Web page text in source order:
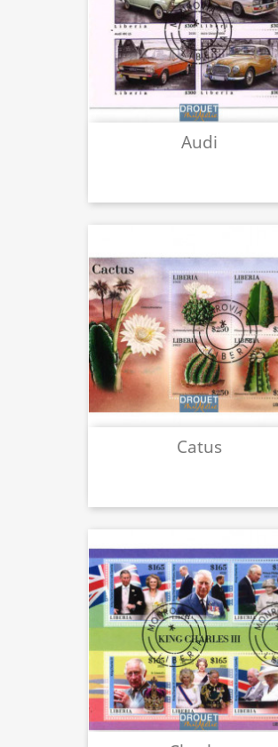
Audi
Catus